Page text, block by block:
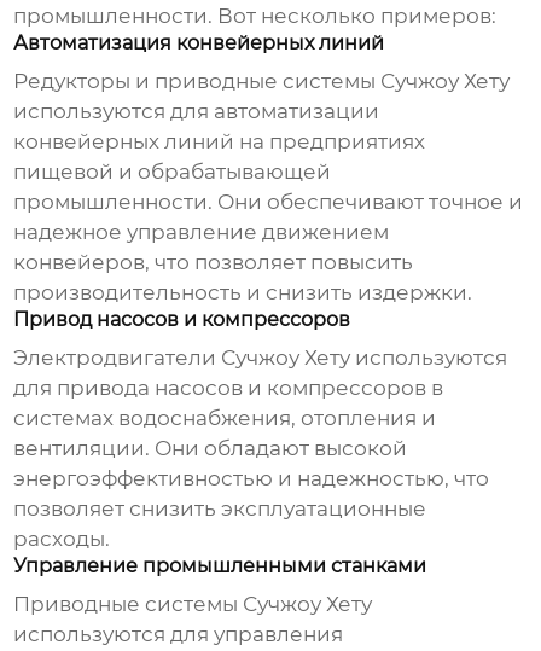
промышленности. Вот несколько примеров:
Автоматизация конвейерных линий
Редукторы и приводные системы Сучжоу Хету
используются для автоматизации
конвейерных линий на предприятиях
пищевой и обрабатывающей
промышленности. Они обеспечивают точное и
надежное управление движением
конвейеров, что позволяет повысить
производительность и снизить издержки.
Привод насосов и компрессоров
Электродвигатели Сучжоу Хету используются
для привода насосов и компрессоров в
системах водоснабжения, отопления и
вентиляции. Они обладают высокой
энергоэффективностью и надежностью, что
позволяет снизить эксплуатационные
расходы.
Управление промышленными станками
Приводные системы Сучжоу Хету
используются для управления